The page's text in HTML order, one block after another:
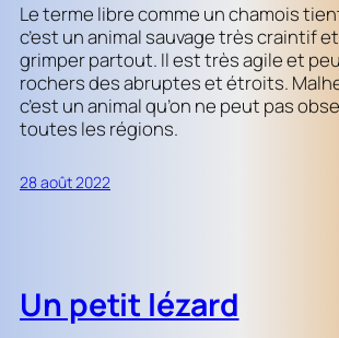
Le terme libre comme un chamois
c’est un animal sauvage très craintif
grimper partout. Il est très agile et
rochers des abruptes et étroits.
c’est un animal qu’on ne peut pas
toutes les régions.
28 août 2022
Un petit lézard